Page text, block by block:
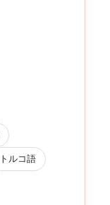
トルコ語